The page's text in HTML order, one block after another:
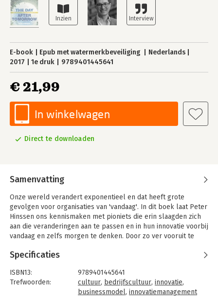
E-book Epub met watermerkbeveiliging
Nederlands
2017
1e druk 9789401445641
€ 21,99
In winkelwagen
Direct te downloaden
Samenvatting
Onze wereld verandert exponentieel en dat heeft grote
gevolgen voor organisaties van 'vandaag'. In dit boek laat Peter
Hinssen ons kennismaken met pioniets die erin slaagden zich
aan die veranderingen aan te passen en in hun innovatie voorbij
vandaag en zelfs morgen te denken. Door zo ver vooruit te
richting uit.
The Day After Tomorrow beschrijft de businessmodellen van
deze pioniers, de organisatieculturen, het talent, de mentaliteit
en de technologieën die nodig zijn om ons succes in de 'Day
Specificaties
ISBN13:
9789401445641
Trefwoorden:
cultuur, bedrijfscultuur, innovatie,
businessmodel, innovatiemanagement